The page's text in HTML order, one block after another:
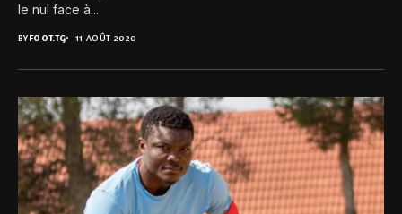
le nul face à...
BYFOOT.TG 11 AOÛT 2020